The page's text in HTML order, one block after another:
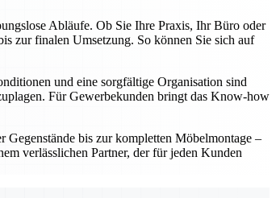
Abläufe. Ob Sie Ihre Praxis, Ihr Büro oder
zur finalen Umsetzung. So können Sie sich auf
und eine sorgfältige Organisation sind
Für Gewerbekunden bringt das Know-how
bis zur kompletten Möbelmontage –
verlässlichen Partner, der für jeden Kunden